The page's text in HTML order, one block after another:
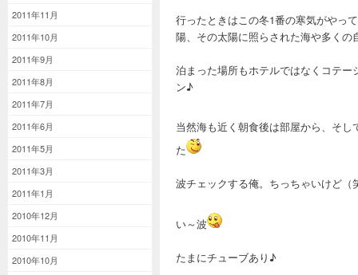
2011年11月
2011年10月
2011年9月
2011年8月
2011年7月
2011年6月
2011年5月
2011年3月
2011年1月
2010年12月
2010年11月
2010年10月
行ったときはこの冬1番の寒気がやっ
陽、その太陽に照らされた海や多くの
泊まった場所もホテルではなくコテ
ン♪
当然海も近く朝食後は部屋から、そ
た
波チェックする俺。ちっちゃいけど（
い～波
たまにチューブあり♪